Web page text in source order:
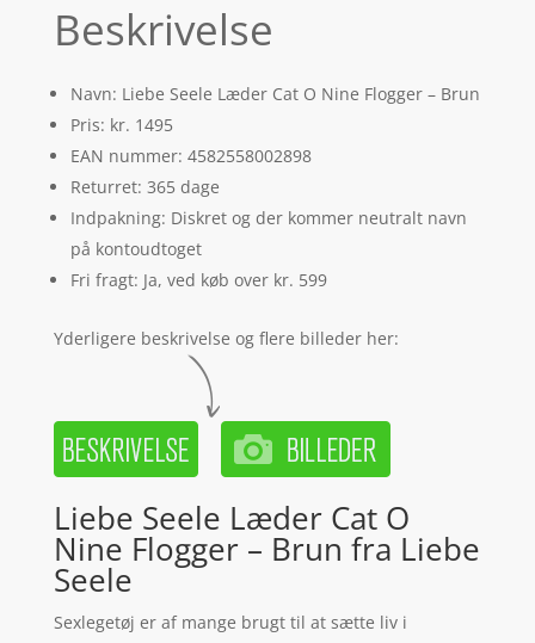
Beskrivelse
Navn: Liebe Seele Læder Cat O Nine Flogger – Brun
Pris: kr. 1495
EAN nummer: 4582558002898
Returret: 365 dage
Indpakning: Diskret og der kommer neutralt navn
på kontoudtoget
Fri fragt: Ja, ved køb over kr. 599
Yderligere beskrivelse og flere billeder her:
Liebe Seele Læder Cat O
Nine Flogger – Brun fra Liebe
Seele
Sexlegetøj er af mange brugt til at sætte liv i